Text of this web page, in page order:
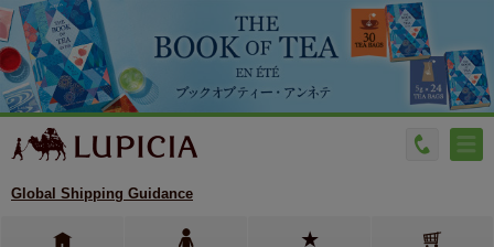
Global Shipping Guidance